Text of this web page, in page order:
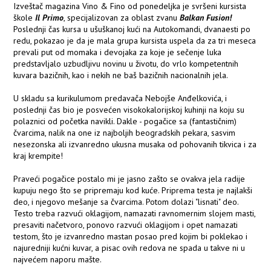
Izveštač magazina Vino & Fino od ponedeljka je svršeni kursista
školeIl Primo, specijalizovan za oblast zvanuBalkan Fusion!
Poslednji čas kursa u ušuškanoj kući na Autokomandi, dvanaesti po
redu, pokazao je da je mala grupa kursista uspela da za tri meseca
prevali put od momaka i devojaka za koje je sečenje luka
predstavljalo uzbudljivu novinu u životu, do vrlo kompetentnih
kuvara bazičnih, kao i nekih ne baš bazičnih nacionalnih jela.
U skladu sa kurikulumom predavača Nebojše Anđelkovića, i
poslednji čas bio je posvećen visokokalorijskoj kuhinji na koju su
polaznici od početka navikli. Dakle - pogačice sa (fantastičnim)
čvarcima, nalik na one iz najboljih beogradskih pekara, sasvim
nesezonska ali izvanredno ukusna musaka od pohovanih tikvica i za
kraj krempite!
Praveći pogačice postalo mi je jasno zašto se ovakva jela radije
kupuju nego što se pripremaju kod kuće. Priprema testa je najlakši
deo, i njegovo mešanje sa čvarcima. Potom dolazi "lisnati" deo.
Testo treba razvući oklagijom, namazati ravnomernim slojem masti,
presaviti načetvoro, ponovo razvući oklagijom i opet namazati
testom, što je izvanredno mastan posao pred kojim bi poklekao i
najuredniji kućni kuvar, a pisac ovih redova ne spada u takve ni u
najvećem naporu mašte.